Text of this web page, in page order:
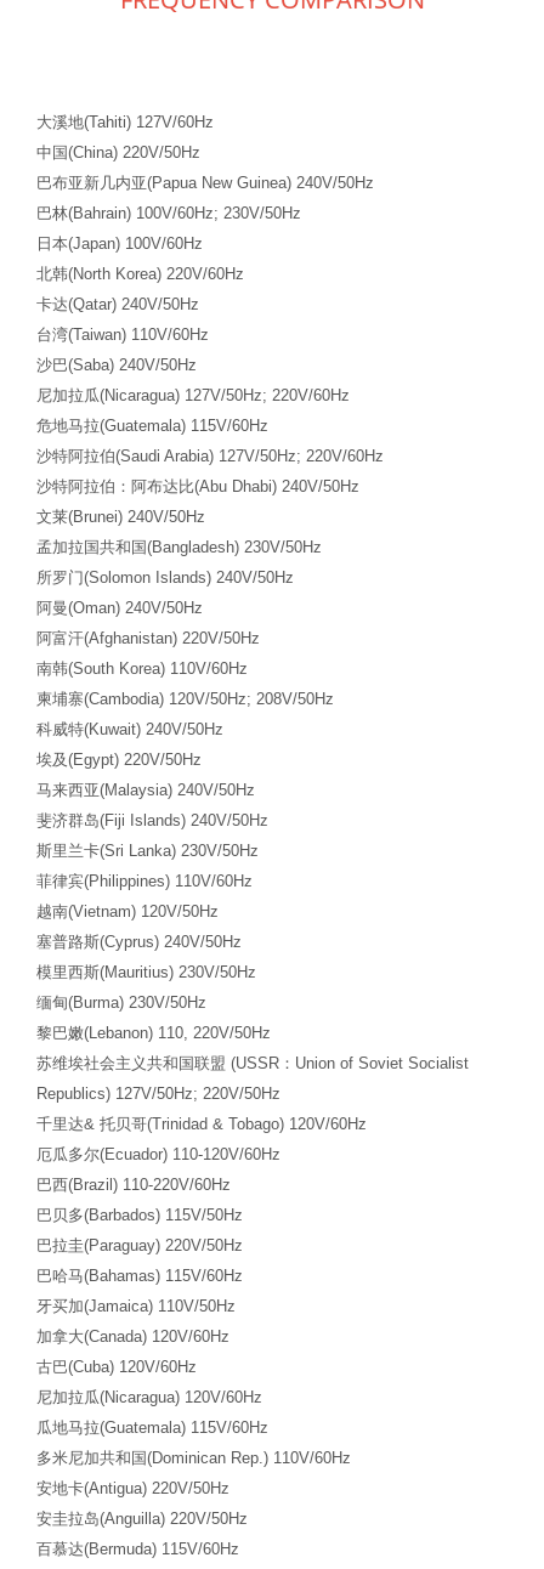
大溪地(Tahiti) 127V/60Hz
中国(China) 220V/50Hz
巴布亚新几内亚(Papua New Guinea) 240V/50Hz
巴林(Bahrain) 100V/60Hz; 230V/50Hz
日本(Japan) 100V/60Hz
北韩(North Korea) 220V/60Hz
卡达(Qatar) 240V/50Hz
台湾(Taiwan) 110V/60Hz
沙巴(Saba) 240V/50Hz
尼加拉瓜(Nicaragua) 127V/50Hz; 220V/60Hz
危地马拉(Guatemala) 115V/60Hz
沙特阿拉伯(Saudi Arabia) 127V/50Hz; 220V/60Hz
沙特阿拉伯：阿布达比(Abu Dhabi) 240V/50Hz
文莱(Brunei) 240V/50Hz
孟加拉国共和国(Bangladesh) 230V/50Hz
所罗门(Solomon Islands) 240V/50Hz
阿曼(Oman) 240V/50Hz
阿富汗(Afghanistan) 220V/50Hz
南韩(South Korea) 110V/60Hz
柬埔寨(Cambodia) 120V/50Hz; 208V/50Hz
科威特(Kuwait) 240V/50Hz
埃及(Egypt) 220V/50Hz
马来西亚(Malaysia) 240V/50Hz
斐济群岛(Fiji Islands) 240V/50Hz
斯里兰卡(Sri Lanka) 230V/50Hz
菲律宾(Philippines) 110V/60Hz
越南(Vietnam) 120V/50Hz
塞普路斯(Cyprus) 240V/50Hz
模里西斯(Mauritius) 230V/50Hz
缅甸(Burma) 230V/50Hz
黎巴嫩(Lebanon) 110, 220V/50Hz
苏维埃社会主义共和国联盟 (USSR ： Union of Soviet Socialist
Republics) 127V/50Hz; 220V/50Hz
千里达& 托贝哥(Trinidad & Tobago) 120V/60Hz
厄瓜多尔(Ecuador) 110-120V/60Hz
巴西(Brazil) 110-220V/60Hz
巴贝多(Barbados) 115V/50Hz
巴拉圭(Paraguay) 220V/50Hz
巴哈马(Bahamas) 115V/60Hz
牙买加(Jamaica) 110V/50Hz
加拿大(Canada) 120V/60Hz
古巴(Cuba) 120V/60Hz
尼加拉瓜(Nicaragua) 120V/60Hz
瓜地马拉(Guatemala) 115V/60Hz
多米尼加共和国(Dominican Rep.) 110V/60Hz
安地卡(Antigua) 220V/50Hz
安圭拉岛(Anguilla) 220V/50Hz
百慕达(Bermuda) 115V/60Hz